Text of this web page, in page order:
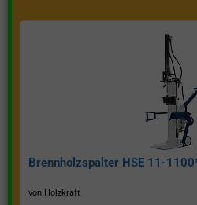
Brennholzspalter HSE 11-
von Holzkraft